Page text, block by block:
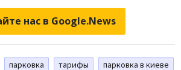
нас в Google.News
парковка тарифы парковка в киеве